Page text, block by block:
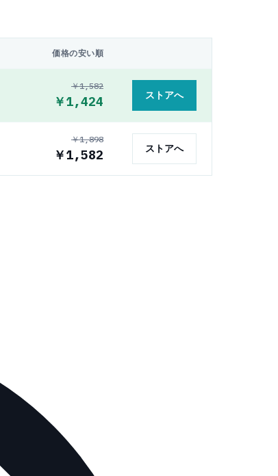
価格の安い順
￥1,582
￥1,424 ストアへ
￥1,898
￥1,582 ストアへ